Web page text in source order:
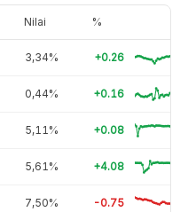
Nilai %
3,34% +0.26
0,44% +0.16
5,11% +0.08
5,61% +4.08
7,50% -0.75